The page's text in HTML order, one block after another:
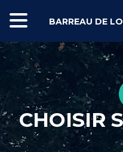
CHOISIR
BARREAU DE